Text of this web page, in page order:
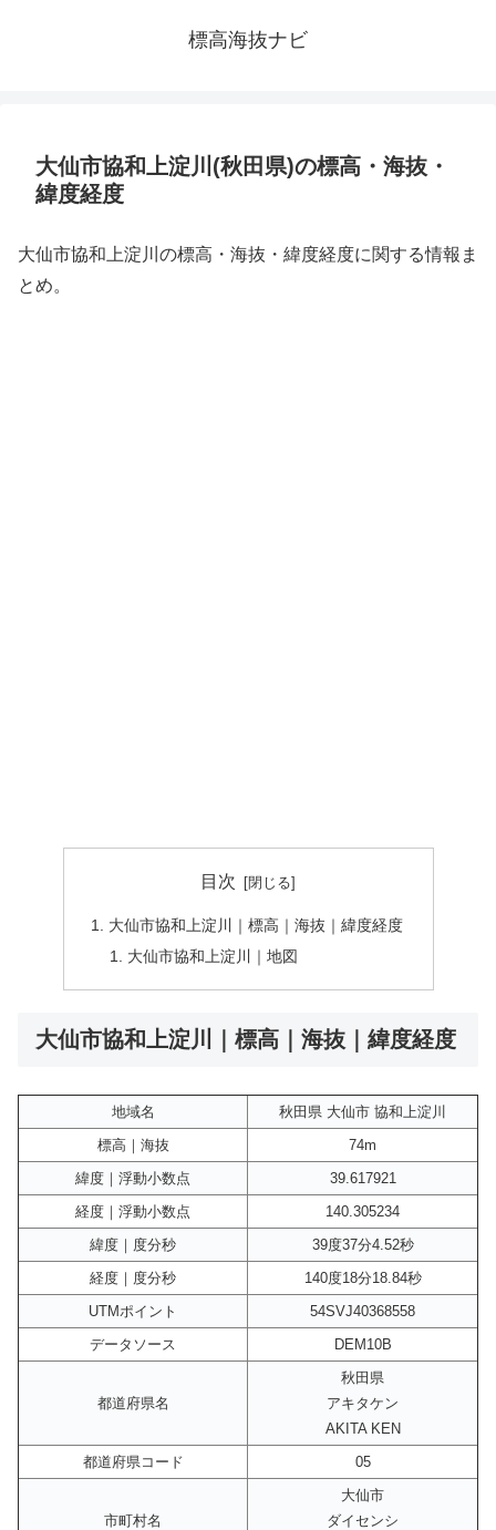
標高海抜ナビ
大仙市協和上淀川(秋田県)の標高・海抜・
緯度経度
大仙市協和上淀川の標高・海抜・緯度経度に関する情報ま
とめ。
目次
大仙市協和上淀川｜標高｜海抜｜緯度経度
大仙市協和上淀川｜地図
大仙市協和上淀川｜標高｜海抜｜緯度経度
地域名
秋田県 大仙市 協和上淀川
標高｜海抜
74m
緯度｜浮動小数点
39.617921
経度｜浮動小数点
140.305234
緯度｜度分秒
39度37分4.52秒
経度｜度分秒
140度18分18.84秒
UTMポイント
54SVJ40368558
データソース
DEM10B
都道府県名
秋田県
アキタケン
AKITA KEN
都道府県コード
05
市町村名
大仙市
ダイセンシ